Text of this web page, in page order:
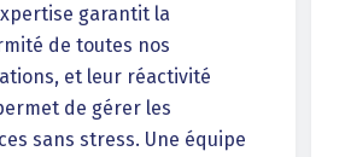
garantit la
de toutes nos
et leur réactivité
de gérer les
sans stress. Une équipe